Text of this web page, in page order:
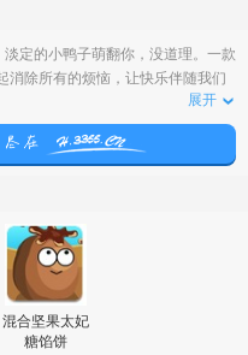
定的小鸭子萌翻你，没道理。一款
除所有的烦恼，让快乐伴随我们
展开
混合坚果太妃
糖馅饼